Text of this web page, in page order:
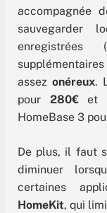
accompagnée
sauvegarder
assez onéreux.
pour 280€et
HomeBase 3
De plus, il faut
diminuer
certaines
HomeKit, qui